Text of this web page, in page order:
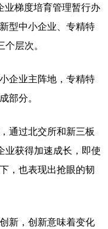
梯度培育管理暂行办
型中小企业、专精特
层次。
业主阵地，专精特
部分。
过北交所和新三板
业获得加速成长，即使
，也表现出抢眼的韧
，创新意味着变化